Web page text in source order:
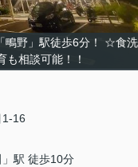
鴫野」駅徒歩6分！ ☆食洗
も相談可能！！
1-16
」駅 徒歩10分